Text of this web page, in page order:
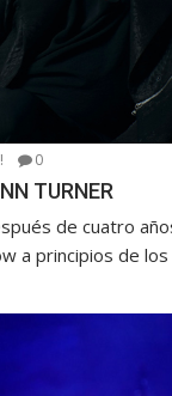
0
TURNER
de cuatro
a principios de los